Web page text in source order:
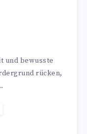
und bewusste
rücken,